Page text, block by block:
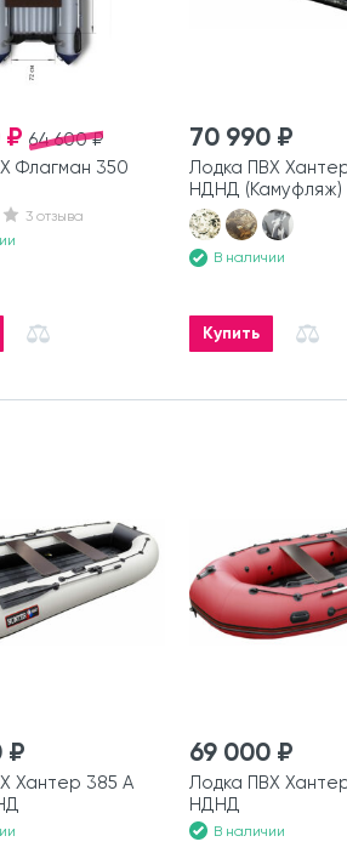
64 600 ₽
₽
Флагман 350
3 отзыва
70 990 ₽
Лодка ПВХ
НДНД (Камуфляж)
В наличии
Купить
₽
Хантер 385 А
69 000 ₽
Лодка ПВХ
НДНД
В наличии